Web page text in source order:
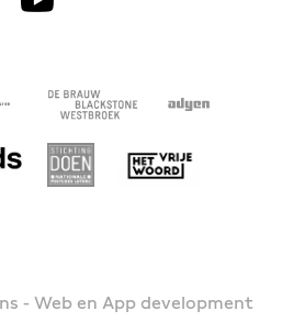
- Web en App development